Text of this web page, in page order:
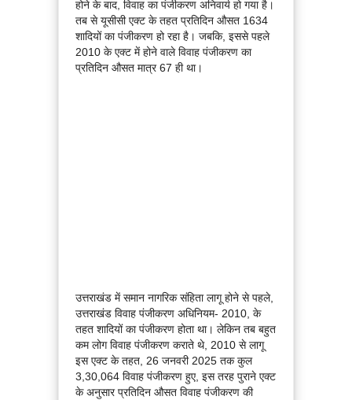
होने के बाद, विवाह का पंजीकरण अनिवार्य हो गया है।
तब से यूसीसी एक्ट के तहत प्रतिदिन औसत 1634
शादियों का पंजीकरण हो रहा है। जबकि, इससे पहले
2010 के एक्ट में होने वाले विवाह पंजीकरण का
प्रतिदिन औसत मात्र 67 ही था।
उत्तराखंड में समान नागरिक संहिता लागू होने से पहले,
उत्तराखंड विवाह पंजीकरण अधिनियम- 2010, के
तहत शादियों का पंजीकरण होता था। लेकिन तब बहुत
कम लोग विवाह पंजीकरण कराते थे, 2010 से लागू
इस एक्ट के तहत, 26 जनवरी 2025 तक कुल
3,30,064 विवाह पंजीकरण हुए, इस तरह पुराने एक्ट
के अनुसार प्रतिदिन औसत विवाह पंजीकरण की